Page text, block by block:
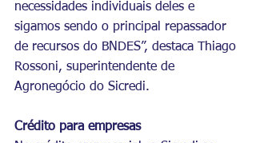
necessidades individuais deles e
sigamos sendo o principal repassador
de recursos do BNDES”, destaca Thiago
Rossoni, superintendente de
Agronegócio do Sicredi.
Crédito para empresas